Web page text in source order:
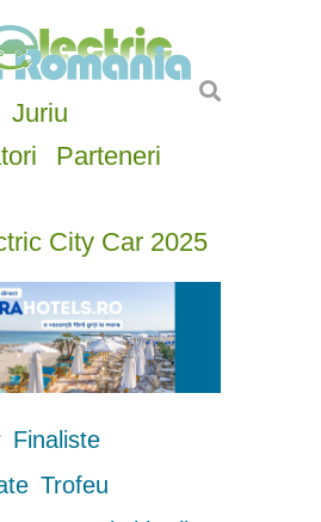
Juriu
Parteneri
City Car 2025
Finaliste
Trofeu